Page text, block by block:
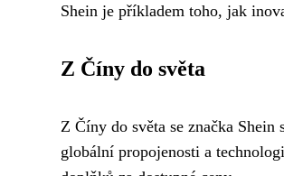
Shein je příkladem toho, jak
Z Číny do světa
Z Číny do světa se značka
globální propojenosti a